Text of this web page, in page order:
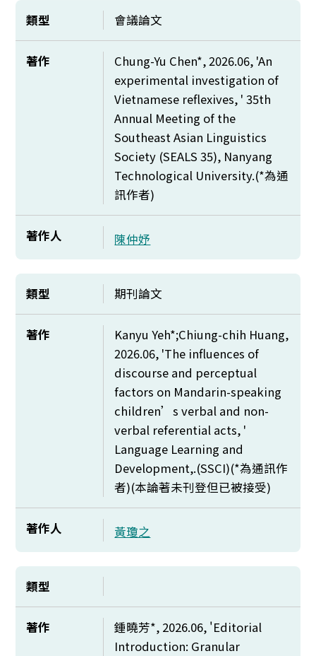
類型 會議論文
著作
Chung-Yu Chen*, 2026.06, 'An
experimental investigation of
Vietnamese reflexives, ' 35th
Annual Meeting of the
Southeast Asian Linguistics
Society (SEALS 35), Nanyang
Technological University.(*為通
訊作者)
著作人 陳仲妤
類型 期刊論文
著作
Kanyu Yeh*;Chiung-chih Huang,
2026.06, 'The influences of
discourse and perceptual
factors on Mandarin-speaking
children’s verbal and non-
verbal referential acts, '
Language Learning and
Development,.(SSCI)(*為通訊作
者)(本論著未刊登但已被接受)
著作人 黃瓊之
類型
著作 鍾曉芳*, 2026.06, 'Editorial
Introduction: Granular